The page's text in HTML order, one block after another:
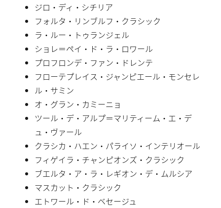
ジロ・ディ・シチリア
フォルタ・リンブルフ・クラシック
ラ・ルー・トゥランジェル
ショレ＝ペイ・ド・ラ・ロワール
プロフロンデ・ファン・ドレンテ
フローテプレイス・ジャンピエール・モンセレ
ル・サミン
オ・グラン・カミーニョ
ツール・デ・アルプ＝マリティーム・エ・デ
ュ・ヴァール
クラシカ・ハエン・パライソ・インテリオール
フィゲイラ・チャンピオンズ・クラシック
ブエルタ・ア・ラ・レギオン・デ・ムルシア
マスカット・クラシック
エトワール・ド・ベセージュ